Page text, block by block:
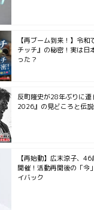
【再ブーム到来！】令
チッチ』の秘密！実は日
った？
反町隆史が28年ぶりに連
2026』の見どころと伝
【再始動】広末涼子、
開催！活動再開後の「今
イバック